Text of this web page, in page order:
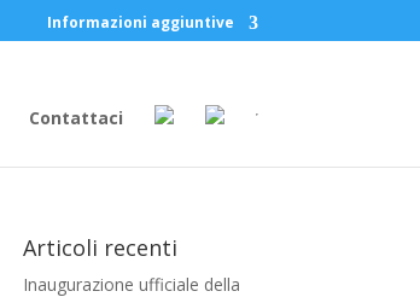
Informazioni aggiuntive
Contattaci
Articoli recenti
Inaugurazione ufficiale della